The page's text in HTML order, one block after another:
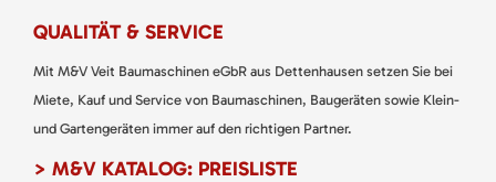
QUALITÄT & SERVICE
Mit M&V Veit Baumaschinen eGbR aus Dettenhausen setzen Sie bei
Miete, Kauf und Service von Baumaschinen, Baugeräten sowie Klein-
und Gartengeräten immer auf den richtigen Partner.
> M&V KATALOG: PREISLISTE